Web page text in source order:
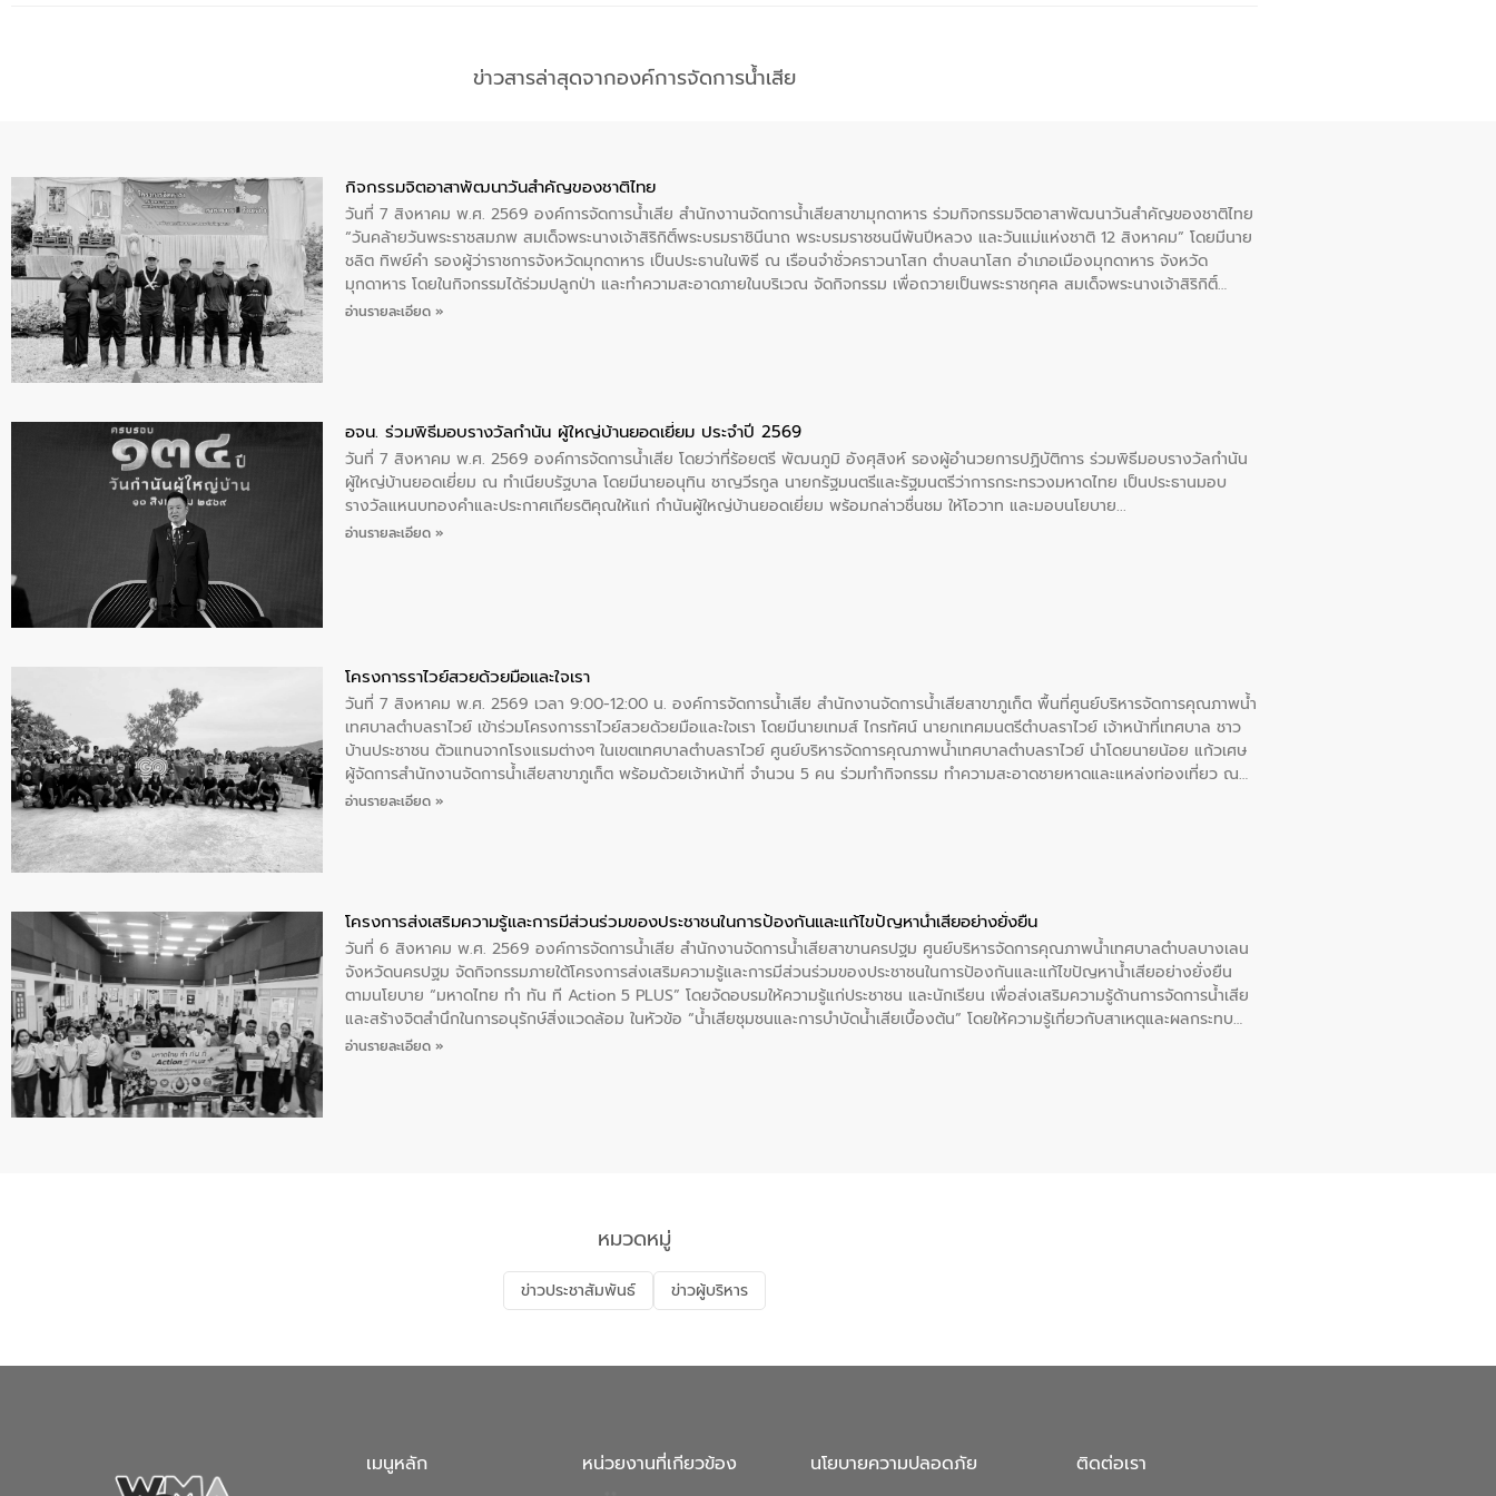
ข่าวสารล่าสุดจากองค์การจัดการน้ำเสีย
กิจกรรมจิตอาสาพัฒนาวันสําคัญของชาติไทย
วันที่ 7 สิงหาคม พ.ศ. 2569 องค์การจัดการน้ำเสีย สำนักงาานจัดการน้ำเสียสาขามุกดาหาร ร่วมกิจกรรมจิตอาสาพัฒนาวันสําคัญของชาติไทย
“วันคล้ายวันพระราชสมภพ สมเด็จพระนางเจ้าสิริกิติ์พระบรมราชินีนาถ พระบรมราชชนนีพันปีหลวง และวันแม่แห่งชาติ 12 สิงหาคม” โดยมีนาย
ชลิต ทิพย์คำ รองผู้ว่าราชการจังหวัดมุกดาหาร เป็นประธานในพิธี ณ เรือนจําชั่วคราวนาโสก ตําบลนาโสก อําเภอเมืองมุกดาหาร จังหวัด
มุกดาหาร โดยในกิจกรรมได้ร่วมปลูกป่า และทําความสะอาดภายในบริเวณ จัดกิจกรรม เพื่อถวายเป็นพระราชกุศล สมเด็จพระนางเจ้าสิริกิติ์
พระบรมราชินีนาถ พระบรมราชชนนีพันปีหลวง พร้อมถวายสัจปฏิญาณ ทำความดีด้วยหัวใจ
อ่านรายละเอียด »
อจน. ร่วมพิธีมอบรางวัลกำนัน ผู้ใหญ่บ้านยอดเยี่ยม ประจำปี 2569
วันที่ 7 สิงหาคม พ.ศ. 2569 องค์การจัดการน้ำเสีย โดยว่าที่ร้อยตรี พัฒนภูมิ อังศุสิงห์ รองผู้อำนวยการปฏิบัติการ ร่วมพิธีมอบรางวัลกำนัน
ผู้ใหญ่บ้านยอดเยี่ยม ณ ทำเนียบรัฐบาล โดยมีนายอนุทิน ชาญวีรกูล นายกรัฐมนตรีและรัฐมนตรีว่าการกระทรวงมหาดไทย เป็นประธานมอบ
รางวัลแหนบทองคำและประกาศเกียรติคุณให้แก่ กำนันผู้ใหญ่บ้านยอดเยี่ยม พร้อมกล่าวชื่นชม ให้โอวาท และมอบนโยบาย
อ่านรายละเอียด »
โครงการราไวย์สวยด้วยมือและใจเรา
วันที่ 7 สิงหาคม พ.ศ. 2569 เวลา 9:00-12:00 น. องค์การจัดการน้ำเสีย สำนักงานจัดการน้ำเสียสาขาภูเก็ต พื้นที่ศูนย์บริหารจัดการคุณภาพน้ำ
เทศบาลตำบลราไวย์ เข้าร่วมโครงการราไวย์สวยด้วยมือและใจเรา โดยมีนายเทมส์ ไกรทัศน์ นายกเทศมนตรีตำบลราไวย์ เจ้าหน้าที่เทศบาล ชาว
บ้านประชาชน ตัวแทนจากโรงแรมต่างๆ ในเขตเทศบาลตำบลราไวย์ ศูนย์บริหารจัดการคุณภาพน้ำเทศบาลตำบลราไวย์ นำโดยนายน้อย แก้วเศษ
ผู้จัดการสำนักงานจัดการน้ำเสียสาขาภูเก็ต พร้อมด้วยเจ้าหน้าที่ จำนวน 5 คน ร่วมทำกิจกรรม ทำความสะอาดชายหาดและแหล่งท่องเที่ยว ณ
บริเวณแหลมพรหมเทพ หมู่ที่ 6 ตำบลราไวย์ อำเภอเมือง จังหวัดภูเก็ต
อ่านรายละเอียด »
โครงการส่งเสริมความรู้และการมีส่วนร่วมของประชาชนในการป้องกันและแก้ไขปัญหาน้ำเสียอย่างยั่งยืน
วันที่ 6 สิงหาคม พ.ศ. 2569 องค์การจัดการน้ำเสีย สำนักงานจัดการน้ำเสียสาขานครปฐม ศูนย์บริหารจัดการคุณภาพน้ำเทศบาลตำบลบางเลน
จังหวัดนครปฐม จัดกิจกรรมภายใต้โครงการส่งเสริมความรู้และการมีส่วนร่วมของประชาชนในการป้องกันและแก้ไขปัญหาน้ำเสียอย่างยั่งยืน
ตามนโยบาย “มหาดไทย ทำ ทัน ที Action 5 PLUS” โดยจัดอบรมให้ความรู้แก่ประชาชน และนักเรียน เพื่อส่งเสริมความรู้ด้านการจัดการน้ำเสีย
และสร้างจิตสำนึกในการอนุรักษ์สิ่งแวดล้อม ในหัวข้อ “น้ำเสียชุมชนและการบำบัดน้ำเสียเบื้องต้น” โดยให้ความรู้เกี่ยวกับสาเหตุและผลกระทบ
ของน้ำเสีย แนวทางการลดการเกิดน้ำเสียจากแหล่งกำเนิด การบำบัดน้ำเสียเบื้องต้นในครัวเรือน ณ เทศบาลตำบลบางเลน จังหวัดนครปฐม
อ่านรายละเอียด »
หมวดหมู่
ข่าวประชาสัมพันธ์ ข่าวผู้บริหาร
เมนูหลัก หน่วยงานที่เกียวข้อง นโยบายความปลอดภัย ติดต่อเรา